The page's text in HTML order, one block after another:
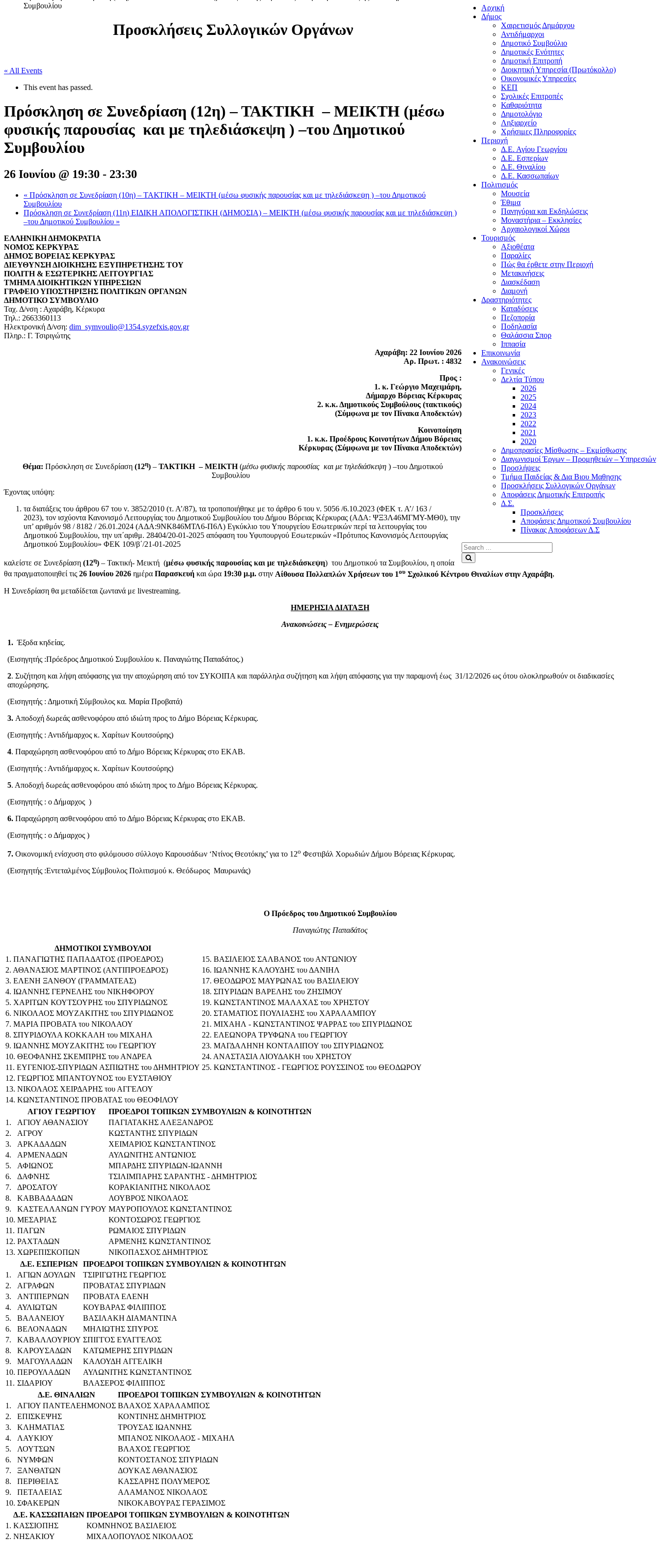
Αρχική
Δήμος
Χαιρετισμός Δημάρχου
Αντιδήμαρχοι
Δημοτικό Συμβούλιο
Δημοτικές Ενότητες
Δημοτική Επιτροπή
Διοικητική Υπηρεσία (Πρωτόκολλο)
Οικονομικές Υπηρεσίες
ΚΕΠ
Σχολικές Επιτροπές
Καθαριότητα
Δημοτολόγιο
Ληξιαρχείο
Χρήσιμες Πληροφορίες
Περιοχή
Δ.Ε. Αγίου Γεωργίου
Δ.Ε. Εσπερίων
Δ.Ε. Θιναλίου
Δ.Ε. Κασσωπαίων
Πολιτισμός
Μουσεία
Έθιμα
Πανηγύρια και Εκδηλώσεις
Μοναστήρια – Εκκλησίες
Αρχαιολογικοί Χώροι
Τουρισμός
Αξιοθέατα
Παραλίες
Πώς θα έρθετε στην Περιοχή
Μετακινήσεις
Διασκέδαση
Διαμονή
Δραστηριότητες
Καταδύσεις
Πεζοπορία
Ποδηλασία
Θαλάσσια Σπορ
Ιππασία
Επικοινωνία
Ανακοινώσεις
Γενικές
Δελτία Τύπου
2026
2025
2024
2023
2022
2021
2020
Δημοπρασίες Μίσθωσης – Εκμίσθωσης
Διαγωνισμοί Έργων – Προμηθειών – Υπηρεσιών
Προσλήψεις
Τμήμα Παιδείας & Δια Βιου Μαθησης
Προσκλήσεις Συλλογικών Οργάνων
Αποφάσεις Δημοτικής Επιτροπής
Δ.Σ.
Προσκλήσεις
Αποφάσεις Δημοτικού Συμβουλίου
Πίνακας Αποφάσεων Δ.Σ
Search
for:
Συμβουλίου
Προσκλήσεις Συλλογικών Οργάνων
« All Events
This event has passed.
Πρόσκληση σε Συνεδρίαση (12η) – ΤΑΚΤΙΚΗ – ΜΕΙΚΤΗ (μέσω
φυσικής παρουσίας και με τηλεδιάσκεψη ) –του Δημοτικού
Συμβουλίου
26 Ιουνίου @ 19:30 - 23:30
« Πρόσκληση σε Συνεδρίαση (10η) – ΤΑΚΤΙΚΗ – ΜΕΙΚΤΗ (μέσω φυσικής παρουσίας και με τηλεδιάσκεψη ) –του Δημοτικού
Συμβουλίου
Πρόσκληση σε Συνεδρίαση (11η) ΕΙΔΙΚΗ ΑΠΟΛΟΓΙΣΤΙΚΗ (ΔΗΜΟΣΙΑ) – ΜΕΙΚΤΗ (μέσω φυσικής παρουσίας και με τηλεδιάσκεψη )
–του Δημοτικού Συμβουλίου »
ΕΛΛΗΝΙΚΗ ΔΗΜΟΚΡΑΤΙΑ
ΝΟΜΟΣ ΚΕΡΚΥΡΑΣ
ΔΗΜΟΣ ΒΟΡΕΙΑΣ ΚΕΡΚΥΡΑΣ
ΔΙΕΥΘΥΝΣΗ ΔΙΟΙΚΗΣΗΣ ΕΞΥΠΗΡΕΤΗΣΗΣ ΤΟΥ
ΠΟΛΙΤΗ & ΕΣΩΤΕΡΙΚΗΣ ΛΕΙΤΟΥΡΓΙΑΣ
ΤΜΗΜΑ ΔΙΟΙΚΗΤΙΚΩΝ ΥΠΗΡΕΣΙΩΝ
ΓΡΑΦΕΙΟ ΥΠΟΣΤΗΡΙΞΗΣ ΠΟΛΙΤΙΚΩΝ ΟΡΓΑΝΩΝ
ΔΗΜΟΤΙΚΟ ΣΥΜΒΟΥΛΙΟ
Ταχ. Δ/νση : Αχαράβη, Κέρκυρα
Τηλ.: 2663360113
Ηλεκτρονική Δ/νση: dim_symvoulio@1354.syzefxis.gov.gr
Πληρ.: Γ. Τσιριγώτης
Αχαράβη: 22 Ιουνίου 2026
Αρ. Πρωτ. : 4832
Προς :
1. κ. Γεώργιο Μαχειμάρη,
Δήμαρχο Βόρειας Κέρκυρας
2. κ.κ. Δημοτικούς Συμβούλους (τακτικούς)
(Σύμφωνα με τον Πίνακα Αποδεκτών)
Κοινοποίηση
1. κ.κ. Προέδρους Κοινοτήτων Δήμου Βόρειας
Κέρκυρας (Σύμφωνα με τον Πίνακα Αποδεκτών)
Θέμα: Πρόσκληση σε Συνεδρίαση (12η) – ΤΑΚΤΙΚΗ – ΜΕΙΚΤΗ(μέσω φυσικής παρουσίας και με τηλεδιάσκεψη ) –του Δημοτικού
Συμβουλίου
Έχοντας υπόψη:
τα διατάξεις του άρθρου 67 του ν. 3852/2010 (τ. Α’/87), τα τροποποιήθηκε με το άρθρο 6 του ν. 5056 /6.10.2023 (ΦΕΚ τ. Α’/ 163 /
2023), τον ισχύοντα Κανονισμό Λειτουργίας του Δημοτικού Συμβουλίου του Δήμου Βόρειας Κέρκυρας (ΑΔΑ: ΨΞ3Λ46ΜΓΜΥ-ΜΘ0), την
υπ’ αριθμόν 98 / 8182 / 26.01.2024 (ΑΔΑ:9ΝΚ846ΜΤΛ6-Π6Λ) Εγκύκλιο του Υπουργείου Εσωτερικών περί τα λειτουργίας του
Δημοτικού Συμβουλίου, την υπ΄αριθμ. 28404/20-01-2025 απόφαση του Υφυπουργού Εσωτερικών «Πρότυπος Κανονισμός Λειτουργίας
Δημοτικού Συμβουλίου» ΦΕΚ 109/β΄/21-01-2025
καλείστε σε Συνεδρίαση (12η) – Τακτική- Μεικτή (μέσω φυσικής παρουσίας και με τηλεδιάσκεψη) του Δημοτικού τα Συμβουλίου, η οποία
θα πραγματοποιηθεί τις 26 Ιουνίου 2026 ημέρα Παρασκευή και ώρα 19:30 μ.μ. στην Αίθουσα Πολλαπλών Χρήσεων του 1ου Σχολικού Κέντρου Θιναλίων στην Αχαράβη,
Η Συνεδρίαση θα μεταδίδεται ζωντανά με livestreaming.
ΗΜΕΡΗΣΙΑ ΔΙΑΤΑΞΗ
Ανακοινώσεις – Ενημερώσεις
1.Έξοδα κηδείας.
(Εισηγητής :Πρόεδρος Δημοτικού Συμβουλίου κ. Παναγιώτης Παπαδάτος.)
2. Συζήτηση και λήψη απόφασης για την αποχώρηση από τον ΣΥΚΟΙΠΑ και παράλληλα συζήτηση και λήψη απόφασης για την παραμονή έως 31/12/2026 ως ότου ολοκληρωθούν οι διαδικασίες
αποχώρησης.
(Εισηγητής : Δημοτική Σύμβουλος κα. Μαρία Προβατά)
3. Αποδοχή δωρεάς ασθενοφόρου από ιδιώτη προς το Δήμο Βόρειας Κέρκυρας.
(Εισηγητής : Αντιδήμαρχος κ. Χαρίτων Κουτσούρης)
4. Παραχώρηση ασθενοφόρου από το Δήμο Βόρειας Κέρκυρας στο ΕΚΑΒ.
(Εισηγητής : Αντιδήμαρχος κ. Χαρίτων Κουτσούρης)
5. Αποδοχή δωρεάς ασθενοφόρου από ιδιώτη προς το Δήμο Βόρειας Κέρκυρας.
(Εισηγητής : ο Δήμαρχος )
6. Παραχώρηση ασθενοφόρου από το Δήμο Βόρειας Κέρκυρας στο ΕΚΑΒ.
(Εισηγητής : ο Δήμαρχος )
7. Οικονομική ενίσχυση στο φιλόμουσο σύλλογο Καρουσάδων ‘Ντίνος Θεοτόκης’ για το 12ο Φεστιβάλ Χορωδιών Δήμου Βόρειας Κέρκυρας.
(Εισηγητής :Εντεταλμένος Σύμβουλος Πολιτισμού κ. Θεόδωρος Μαυρωνάς)
Ο Πρόεδρος του Δημοτικού Συμβουλίου
Παναγιώτης Παπαδάτος
ΔΗΜΟΤΙΚΟΙ ΣΥΜΒΟΥΛΟΙ
1. ΠΑΝΑΓΙΩΤΗΣ ΠΑΠΑΔΑΤΟΣ (ΠΡΟΕΔΡΟΣ)
15. ΒΑΣΙΛΕΙΟΣ ΣΑΛΒΑΝΟΣ του ΑΝΤΩΝΙΟΥ
2. ΑΘΑΝΑΣΙΟΣ ΜΑΡΤΙΝΟΣ (ΑΝΤΙΠΡΟΕΔΡΟΣ)
16. ΙΩΑΝΝΗΣ ΚΑΛΟΥΔΗΣ του ΔΑΝΙΗΛ
3. ΕΛΕΝΗ ΞΑΝΘΟΥ (ΓΡΑΜΜΑΤΕΑΣ)
17. ΘΕΟΔΩΡΟΣ ΜΑΥΡΩΝΑΣ του ΒΑΣΙΛΕΙΟΥ
4. ΙΩΑΝΝΗΣ ΓΕΡΝΕΛΗΣ του ΝΙΚΗΦΟΡΟΥ
18. ΣΠΥΡΙΔΩΝ ΒΑΡΕΛΗΣ του ΖΗΣΙΜΟΥ
5. ΧΑΡΙΤΩΝ ΚΟΥΤΣΟΥΡΗΣ του ΣΠΥΡΙΔΩΝΟΣ
19. ΚΩΝΣΤΑΝΤΙΝΟΣ ΜΑΛΑΧΑΣ του ΧΡΗΣΤΟΥ
6. ΝΙΚΟΛΑΟΣ ΜΟΥΖΑΚΙΤΗΣ του ΣΠΥΡΙΔΩΝΟΣ
20. ΣΤΑΜΑΤΙΟΣ ΠΟΥΛΙΑΣΗΣ του ΧΑΡΑΛΑΜΠΟΥ
7. ΜΑΡΙΑ ΠΡΟΒΑΤΑ του ΝΙΚΟΛΑΟΥ
21. ΜΙΧΑΗΛ - ΚΩΝΣΤΑΝΤΙΝΟΣ ΨΑΡΡΑΣ του ΣΠΥΡΙΔΩΝΟΣ
8. ΣΠΥΡΙΔΟΥΛΑ ΚΟΚΚΑΛΗ του ΜΙΧΑΗΛ
22. ΕΛΕΩΝΟΡΑ ΤΡΥΦΩΝΑ του ΓΕΩΡΓΙΟΥ
9. ΙΩΑΝΝΗΣ ΜΟΥΖΑΚΙΤΗΣ του ΓΕΩΡΓΙΟΥ
23. ΜΑΓΔΑΛΗΝΗ ΚΟΝΤΑΛΙΠΟΥ του ΣΠΥΡΙΔΩΝΟΣ
10. ΘΕΟΦΑΝΗΣ ΣΚΕΜΠΡΗΣ του ΑΝΔΡΕΑ
24. ΑΝΑΣΤΑΣΙΑ ΛΙΟΥΔΑΚΗ του ΧΡΗΣΤΟΥ
11. ΕΥΓΕΝΙΟΣ-ΣΠΥΡΙΔΩΝ ΑΣΠΙΩΤΗΣ του ΔΗΜΗΤΡΙΟΥ 25. ΚΩΝΣΤΑΝΤΙΝΟΣ - ΓΕΩΡΓΙΟΣ ΡΟΥΣΣΙΝΟΣ του ΘΕΟΔΩΡΟΥ
12. ΓΕΩΡΓΙΟΣ ΜΠΑΝΤΟΥΝΟΣ του ΕΥΣΤΑΘΙΟΥ
13. ΝΙΚΟΛΑΟΣ ΧΕΙΡΔΑΡΗΣ του ΑΓΓΕΛΟΥ
14. ΚΩΝΣΤΑΝΤΙΝΟΣ ΠΡΟΒΑΤΑΣ του ΘΕΟΦΙΛΟΥ
ΑΓΙΟΥ ΓΕΩΡΓΙΟΥ
ΠΡΟΕΔΡΟΙ ΤΟΠΙΚΩΝ ΣΥΜΒΟΥΛΙΩΝ & ΚΟΙΝΟΤΗΤΩΝ
1.
ΑΓΙΟΥ ΑΘΑΝΑΣΙΟΥ
ΠΑΓΙΑΤΑΚΗΣ ΑΛΕΞΑΝΔΡΟΣ
2.
ΑΓΡΟΥ
ΚΩΣΤΑΝΤΗΣ ΣΠΥΡΙΔΩΝ
3.
ΑΡΚΑΔΑΔΩΝ
ΧΕΙΜΑΡΙΟΣ ΚΩΝΣΤΑΝΤΙΝΟΣ
4.
ΑΡΜΕΝΑΔΩΝ
ΑΥΛΩΝΙΤΗΣ ΑΝΤΩΝΙΟΣ
5.
ΑΦΙΩΝΟΣ
ΜΠΑΡΔΗΣ ΣΠΥΡΙΔΩΝ-ΙΩΑΝΝΗ
6.
ΔΑΦΝΗΣ
ΤΣΙΛΙΜΠΑΡΗΣ ΣΑΡΑΝΤΗΣ - ΔΗΜΗΤΡΙΟΣ
7.
ΔΡΟΣΑΤΟΥ
ΚΟΡΑΚΙΑΝΙΤΗΣ ΝΙΚΟΛΑΟΣ
8.
ΚΑΒΒΑΔΑΔΩΝ
ΛΟΥΒΡΟΣ ΝΙΚΟΛΑΟΣ
9.
ΚΑΣΤΕΛΛΑΝΩΝ ΓΥΡΟΥ ΜΑΥΡΟΠΟΥΛΟΣ ΚΩΝΣΤΑΝΤΙΝΟΣ
10. ΜΕΣΑΡΙΑΣ
ΚΟΝΤΟΣΩΡΟΣ ΓΕΩΡΓΙΟΣ
11. ΠΑΓΩΝ
ΡΩΜΑΙΟΣ ΣΠΥΡΙΔΩΝ
12. ΡΑΧΤΑΔΩΝ
ΑΡΜΕΝΗΣ ΚΩΝΣΤΑΝΤΙΝΟΣ
13. ΧΩΡΕΠΙΣΚΟΠΩΝ
ΝΙΚΟΠΑΣΧΟΣ ΔΗΜΗΤΡΙΟΣ
Δ.Ε. ΕΣΠΕΡΙΩΝ ΠΡΟΕΔΡΟΙ ΤΟΠΙΚΩΝ ΣΥΜΒΟΥΛΙΩΝ & ΚΟΙΝΟΤΗΤΩΝ
1.
ΑΓΙΩΝ ΔΟΥΛΩΝ
ΤΣΙΡΙΓΩΤΗΣ ΓΕΩΡΓΙΟΣ
2.
ΑΓΡΑΦΩΝ
ΠΡΟΒΑΤΑΣ ΣΠΥΡΙΔΩΝ
3.
ΑΝΤΙΠΕΡΝΩΝ
ΠΡΟΒΑΤΑ ΕΛΕΝΗ
4.
ΑΥΛΙΩΤΩΝ
ΚΟΥΒΑΡΑΣ ΦΙΛΙΠΠΟΣ
5.
ΒΑΛΑΝΕΙΟΥ
ΒΑΣΙΛΑΚΗ ΔΙΑΜΑΝΤΙΝΑ
6.
ΒΕΛΟΝΑΔΩΝ
ΜΗΛΙΩΤΗΣ ΣΠΥΡΟΣ
7.
ΚΑΒΑΛΛΟΥΡΙΟΥ ΣΠΙΓΓΟΣ ΕΥΑΓΓΕΛΟΣ
8.
ΚΑΡΟΥΣΑΔΩΝ
ΚΑΤΩΜΕΡΗΣ ΣΠΥΡΙΔΩΝ
9.
ΜΑΓΟΥΛΑΔΩΝ
ΚΑΛΟΥΔΗ ΑΓΓΕΛΙΚΗ
10. ΠΕΡΟΥΛΑΔΩΝ
ΑΥΛΩΝΙΤΗΣ ΚΩΝΣΤΑΝΤΙΝΟΣ
11. ΣΙΔΑΡΙΟΥ
ΒΛΑΣΕΡΟΣ ΦΙΛΙΠΠΟΣ
Δ.Ε. ΘΙΝΑΛΙΩΝ
ΠΡΟΕΔΡΟΙ ΤΟΠΙΚΩΝ ΣΥΜΒΟΥΛΙΩΝ & ΚΟΙΝΟΤΗΤΩΝ
1.
ΑΓΙΟΥ ΠΑΝΤΕΛΕΗΜΟΝΟΣ ΒΛΑΧΟΣ ΧΑΡΑΛΑΜΠΟΣ
2.
ΕΠΙΣΚΕΨΗΣ
ΚΟΝΤΙΝΗΣ ΔΗΜΗΤΡΙΟΣ
3.
ΚΛΗΜΑΤΙΑΣ
ΤΡΟΥΣΑΣ ΙΩΑΝΝΗΣ
4.
ΛΑΥΚΙΟΥ
ΜΠΑΝΟΣ ΝΙΚΟΛΑΟΣ - ΜΙΧΑΗΛ
5.
ΛΟΥΤΣΩΝ
ΒΛΑΧΟΣ ΓΕΩΡΓΙΟΣ
6.
ΝΥΜΦΩΝ
ΚΟΝΤΟΣΤΑΝΟΣ ΣΠΥΡΙΔΩΝ
7.
ΞΑΝΘΑΤΩΝ
ΔΟΥΚΑΣ ΑΘΑΝΑΣΙΟΣ
8.
ΠΕΡΙΘΕΙΑΣ
ΚΑΣΣΑΡΗΣ ΠΟΛΥΜΕΡΟΣ
9.
ΠΕΤΑΛΕΙΑΣ
ΑΛΑΜΑΝΟΣ ΝΙΚΟΛΑΟΣ
10. ΣΦΑΚΕΡΩΝ
ΝΙΚΟΚΑΒΟΥΡΑΣ ΓΕΡΑΣΙΜΟΣ
Δ.Ε. ΚΑΣΣΩΠΑΙΩΝ ΠΡΟΕΔΡΟΙ ΤΟΠΙΚΩΝ ΣΥΜΒΟΥΛΙΩΝ & ΚΟΙΝΟΤΗΤΩΝ
1. ΚΑΣΣΙΟΠΗΣ
ΚΟΜΝΗΝΟΣ ΒΑΣΙΛΕΙΟΣ
2. ΝΗΣΑΚΙΟΥ ΜΙΧΑΛΟΠΟΥΛΟΣ ΝΙΚΟΛΑΟΣ